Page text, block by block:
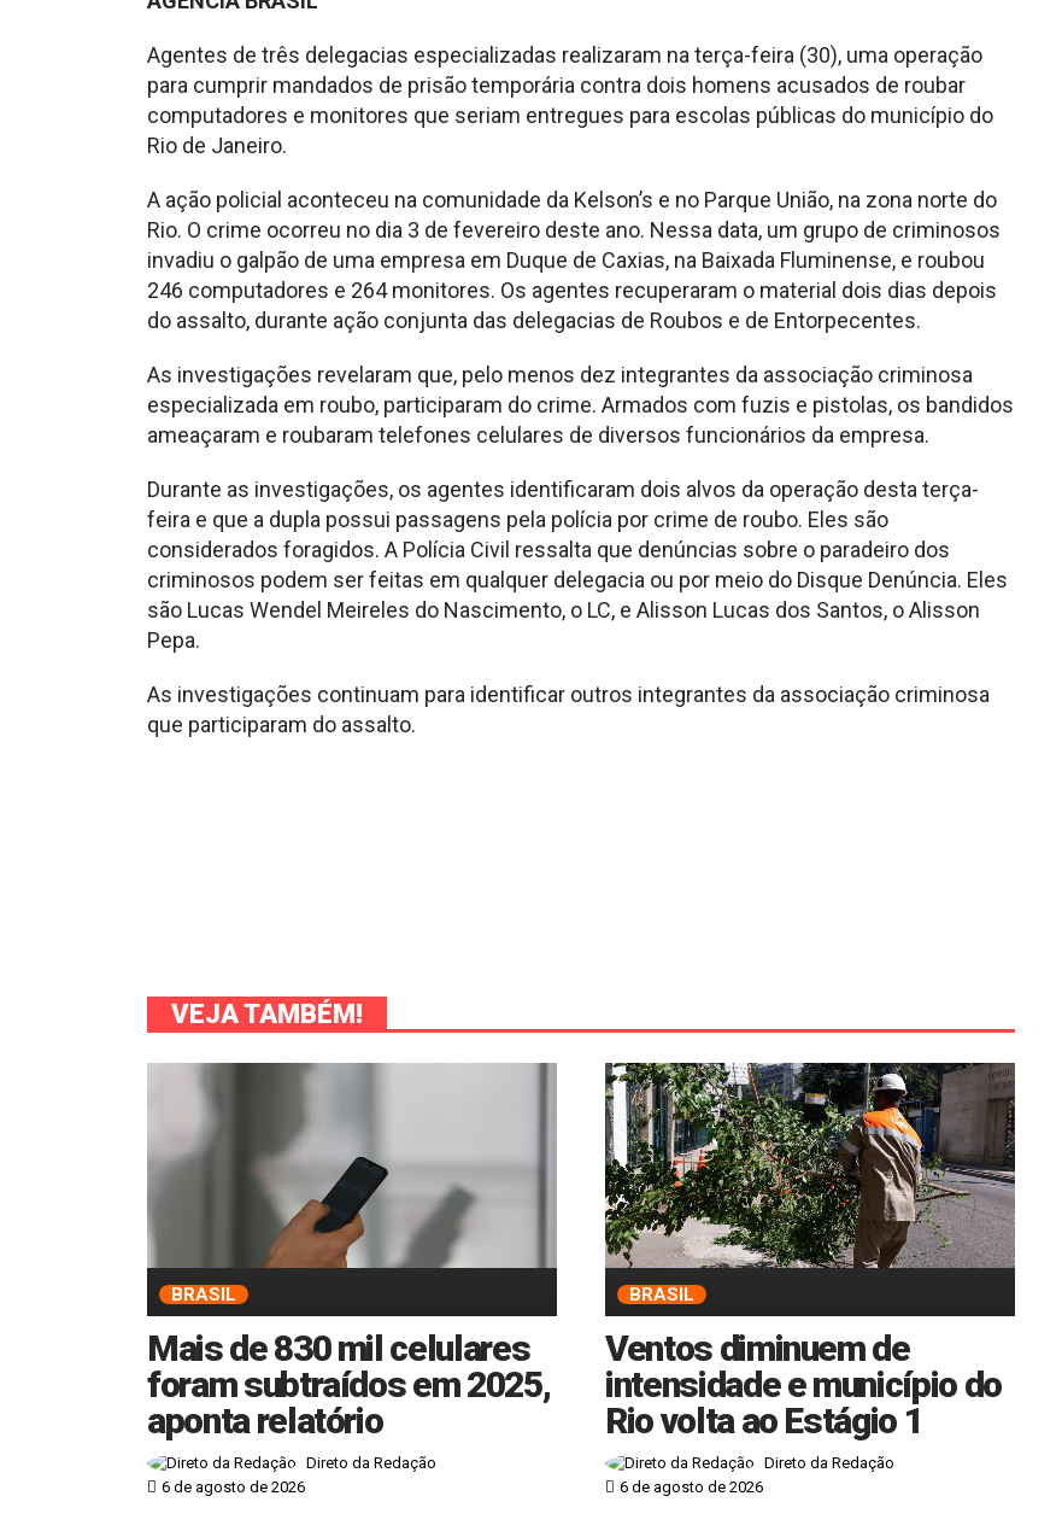
Agentes de três delegacias especializadas realizaram na terça-feira (30), uma operação
para cumprir mandados de prisão temporária contra dois homens acusados de roubar
computadores e monitores que seriam entregues para escolas públicas do município do
Rio de Janeiro.
A ação policial aconteceu na comunidade da Kelson’s e no Parque União, na zona norte do
Rio. O crime ocorreu no dia 3 de fevereiro deste ano. Nessa data, um grupo de criminosos
invadiu o galpão de uma empresa em Duque de Caxias, na Baixada Fluminense, e roubou
246 computadores e 264 monitores. Os agentes recuperaram o material dois dias depois
do assalto, durante ação conjunta das delegacias de Roubos e de Entorpecentes.
As investigações revelaram que, pelo menos dez integrantes da associação criminosa
especializada em roubo, participaram do crime. Armados com fuzis e pistolas, os bandidos
ameaçaram e roubaram telefones celulares de diversos funcionários da empresa.
Durante as investigações, os agentes identificaram dois alvos da operação desta terça-
feira e que a dupla possui passagens pela polícia por crime de roubo. Eles são
considerados foragidos. A Polícia Civil ressalta que denúncias sobre o paradeiro dos
criminosos podem ser feitas em qualquer delegacia ou por meio do Disque Denúncia. Eles
são Lucas Wendel Meireles do Nascimento, o LC, e Alisson Lucas dos Santos, o Alisson
Pepa.
As investigações continuam para identificar outros integrantes da associação criminosa
que participaram do assalto.
VEJA TAMBÉM!
BRASIL
Mais de 830 mil celulares
foram subtraídos em 2025,
aponta relatório
Direto da Redação
6 de agosto de 2026
BRASIL
Ventos diminuem de
intensidade e município do
Rio volta ao Estágio 1
Direto da Redação
6 de agosto de 2026